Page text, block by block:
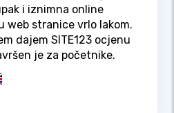
i iznimna online
web stranice vrlo lakom.
dajem SITE123 ocjenu
je za početnike.